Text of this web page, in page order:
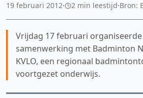
19 februari 2012· 2 min leestijd·Bron:
Vrijdag 17 februari organiseerde
samenwerking met Badminton
KVLO, een regionaal
voortgezet onderwijs.